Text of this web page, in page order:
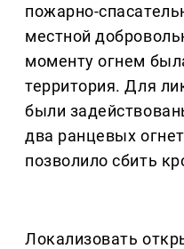
пожарно-
местной
моменту огнем
территория. Для
были
два ранцевых
позволило сбить
Локализовать